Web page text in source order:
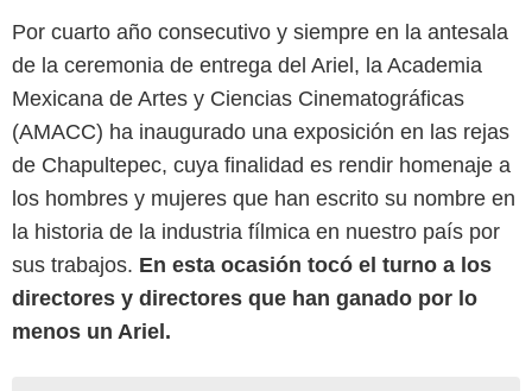
Por cuarto año consecutivo y siempre en la antesala
de la ceremonia de entrega del Ariel, la Academia
Mexicana de Artes y Ciencias Cinematográficas
(AMACC) ha inaugurado una exposición en las rejas
de Chapultepec, cuya finalidad es rendir homenaje a
los hombres y mujeres que han escrito su nombre en
la historia de la industria fílmica en nuestro país por
sus trabajos. En esta ocasión tocó el turno a los
directores y directores que han ganado por lo
menos un Ariel.